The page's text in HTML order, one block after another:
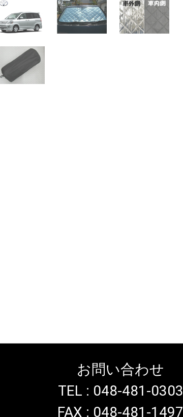
お問い合わせ
TEL : 048-481-0303
FAX : 048-481-1497